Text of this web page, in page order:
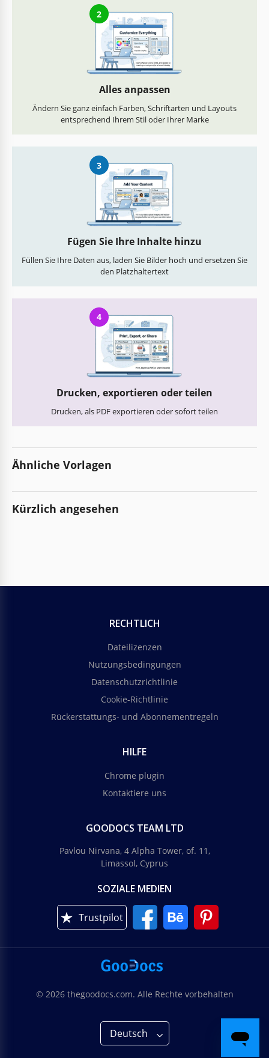
2
Alles anpassen
Ändern Sie ganz einfach Farben, Schriftarten und Layouts
entsprechend Ihrem Stil oder Ihrer Marke
3
Fügen Sie Ihre Inhalte hinzu
Füllen Sie Ihre Daten aus, laden Sie Bilder hoch und ersetzen Sie
den Platzhaltertext
4
Drucken, exportieren oder teilen
Drucken, als PDF exportieren oder sofort teilen
Ähnliche Vorlagen
Kürzlich angesehen
RECHTLICH
Dateilizenzen
Nutzungsbedingungen
Datenschutzrichtlinie
Cookie-Richtlinie
Rückerstattungs- und Abonnementregeln
HILFE
Chrome plugin
Kontaktiere uns
GOODOCS TEAM LTD
Pavlou Nirvana, 4 Alpha Tower, of. 11,
Limassol, Cyprus
SOZIALE MEDIEN
Trustpilot
© 2026 thegoodocs.com. Alle Rechte vorbehalten
Deutsch